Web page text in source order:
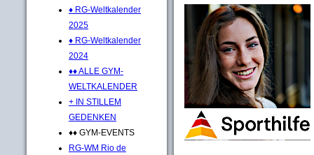
♦ RG-Weltkalender
2025
♦ RG-Weltkalender
2024
♦♦ ALLE GYM-
WELTKALENDER
+ IN STILLEM
GEDENKEN
♦♦ GYM-EVENTS
RG-WM Rio de